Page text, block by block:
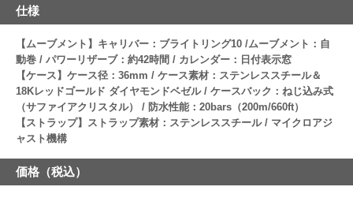
仕様
【ムーブメント】キャリバー：ブライトリング10 /ムーブメント：自
動巻 / パワーリザーブ：約42時間 / カレンダー：日付表示窓
【ケース】ケース径：36mm / ケース素材：ステンレススチール＆
18Kレッドゴールド ダイヤモンドベゼル / ケースバック：ねじ込み式
（サファイアクリスタル） / 防水性能：20bars（200m/660ft）
【ストラップ】ストラップ素材：ステンレススチール / マイクロアジ
ャスト機構
価格（税込）